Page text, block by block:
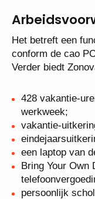
Het betreft een
conform de cao
428 vakantie-
werkweek;
vakantie-
een laptop van
Bring Your Own